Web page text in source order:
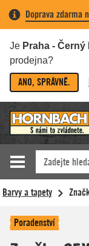
Doprava zdarma
Je Praha - Černý
prodejna?
ANO, SPRÁVNĚ.